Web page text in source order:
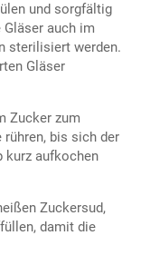
und sorgfältig
auch im
sterilisiert werden.
Gläser
Zucker zum
rühren, bis sich der
kurz aufkochen
Zuckersud,
damit die